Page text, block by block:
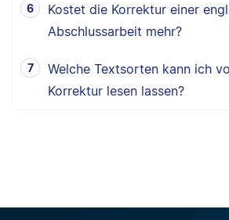
Kostet die Korrektur einer
Abschlussarbeit mehr?
Welche Textsorten kann ich
Korrektur lesen lassen?